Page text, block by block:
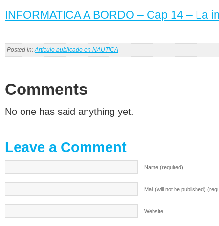
INFORMATICA A BORDO – Cap 14 – La
Posted in: Articulo publicado en NAUTICA
Comments
No one has said anything yet.
Leave a Comment
Name (required)
Mail (will not be published)
Website